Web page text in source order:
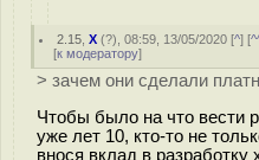
2.15 ,Х (?), 08:59, 13/05/2020 [^] [
[к модератору]
> зачем они сделали
Чтобы было на что вести
уже лет 10, кто-то не
внося вклад в разработку